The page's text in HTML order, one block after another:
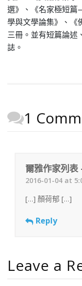
選》、《名家極短
學與文學論集》、《
三冊。並有短篇論述
誌。
1
爾雅作家列表
2016-01-04 at
[…] 顏荷郁 […]
Reply
Leave a